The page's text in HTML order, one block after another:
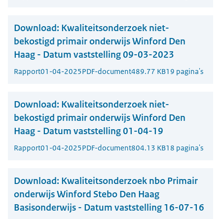
Download: Kwaliteitsonderzoek niet-
bekostigd primair onderwijs Winford Den
Haag - Datum vaststelling 09-03-2023
Rapport01-04-2025PDF-document489.77 KB19 pagina's
Download: Kwaliteitsonderzoek niet-
bekostigd primair onderwijs Winford Den
Haag - Datum vaststelling 01-04-19
Rapport01-04-2025PDF-document804.13 KB18 pagina's
Download: Kwaliteitsonderzoek nbo Primair
onderwijs Winford Stebo Den Haag
Basisonderwijs - Datum vaststelling 16-07-16